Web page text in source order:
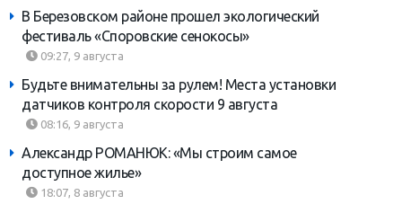
В Березовском районе прошел экологический
фестиваль «Споровские сенокосы»
09:27, 9 августа
Будьте внимательны за рулем! Места установки
датчиков контроля скорости 9 августа
08:16, 9 августа
Александр РОМАНЮК: «Мы строим самое
доступное жилье»
18:07, 8 августа